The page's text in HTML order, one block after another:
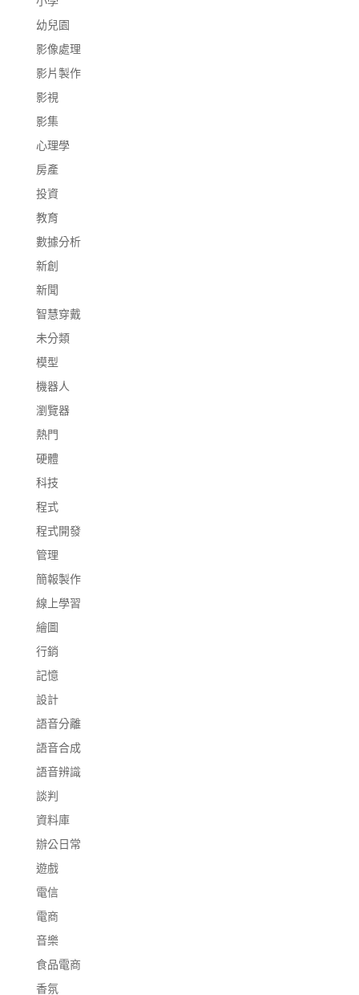
幼兒園
影像處理
影片製作
影視
影集
心理學
房產
投資
教育
數據分析
新創
新聞
智慧穿戴
未分類
模型
機器人
瀏覽器
熱門
硬體
科技
程式
程式開發
管理
簡報製作
線上學習
繪圖
行銷
記憶
設計
語音分離
語音合成
語音辨識
談判
資料庫
辦公日常
遊戲
電信
電商
音樂
食品電商
香氛